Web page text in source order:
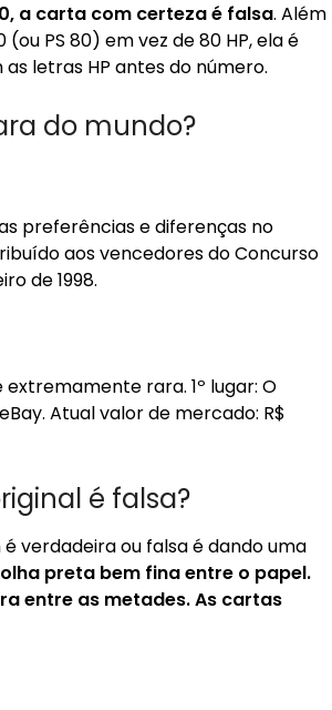
a carta com certeza é falsa. Além
PS 80) em vez de 80 HP, ela é
letras HP antes do número.
do mundo?
preferências e diferenças no
aos vencedores do Concurso
de 1998.
rara. 1º lugar: O
Atual valor de mercado: R$
é falsa?
verdadeira ou falsa é dando uma
preta bem fina entre o papel.
entre as metades.As cartas